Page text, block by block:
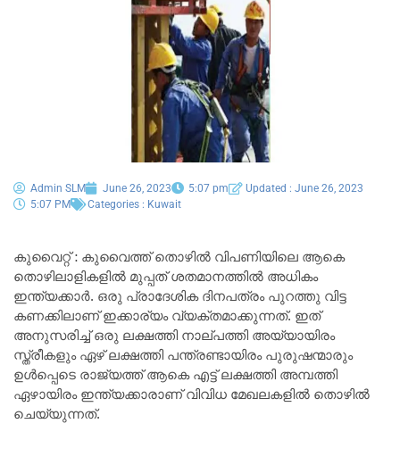
Admin SLM June 26, 2023 5:07 pm
Updated : June 26, 2023
5:07 PM
Categories : Kuwait
കുവൈറ്റ് : കുവൈത്ത്‌ തൊഴിൽ വിപണിയിലെ ആകെ
തൊഴിലാളികളിൽ മുപ്പത് ശതമാനത്തിൽ അധികം
ഇന്ത്യക്കാർ. ഒരു പ്രാദേശിക ദിനപത്രം പുറത്തു വിട്ട
കണക്കിലാണ് ഇക്കാര്യം വ്യക്തമാക്കുന്നത്. ഇത്
അനുസരിച്ച് ഒരു ലക്ഷത്തി നാല്പത്തി അയ്യായിരം
സ്ത്രീകളും ഏഴ് ലക്ഷത്തി പന്ത്രണ്ടായിരം പുരുഷന്മാരും
ഉൾപ്പെടെ രാജ്യത്ത് ആകെ എട്ട് ലക്ഷത്തി അമ്പത്തി
ഏഴായിരം ഇന്ത്യക്കാരാണ് വിവിധ മേഖലകളിൽ തൊഴിൽ
ചെയ്യുന്നത്.